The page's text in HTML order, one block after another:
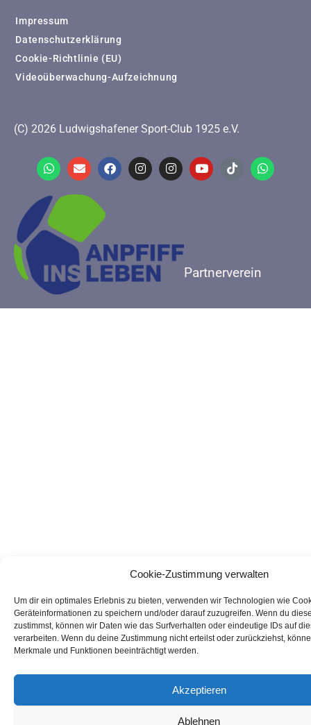
Cookie-Zustimmung verwalten
Um dir ein optimales Erlebnis zu bieten, verwenden wir Technologien wie
Geräteinformationen zu speichern und/oder darauf zuzugreifen. Wenn du
zustimmst, können wir Daten wie das Surfverhalten oder eindeutige IDs auf
verarbeiten. Wenn du deine Zustimmung nicht erteilst oder zurückziehst,
Merkmale und Funktionen beeinträchtigt werden.
Akzeptieren
Ablehnen
Impressum
Datenschutzerklärung
Cookie-Richtlinie (EU)
Videoüberwachung-Aufzeichnung
(C) 2026 Ludwigshafener Sport-Club 1925 e.V.
Partnerverein